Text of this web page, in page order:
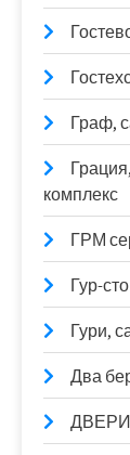
Граф,
комплекс
ГРМ
Гур-сто
Гури,
Два
ДВЕРИ